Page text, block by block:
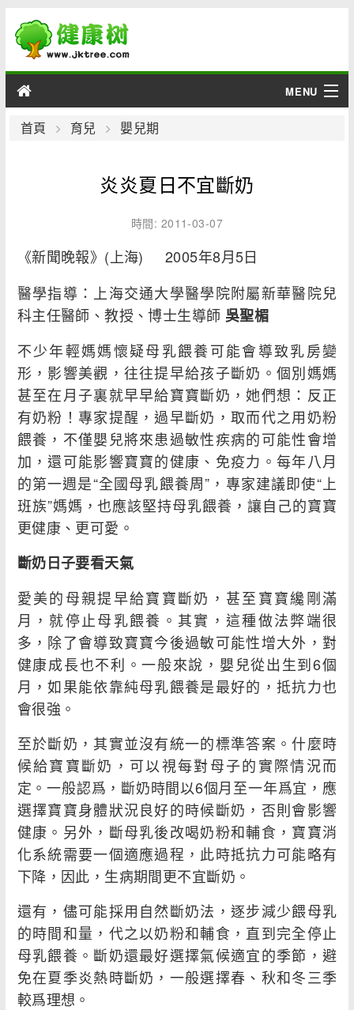
MENU
男性
綜合
疾病
首頁 育兒 嬰兒期
炎炎夏日不宜斷奶
時間: 2011-03-07
《新聞晚報》(上海) 2005年8月5日
醫學指導：上海交通大學醫學院附屬新華醫院兒
科主任醫師、教授、博士生導師 吳聖楣
不少年輕媽媽懷疑母乳餵養可能會導致乳房變
形，影響美觀，往往提早給孩子斷奶。個別媽媽
甚至在月子裏就早早給寶寶斷奶，她們想：反正
有奶粉！專家提醒，過早斷奶，取而代之用奶粉
餵養，不僅嬰兒將來患過敏性疾病的可能性會增
加，還可能影響寶寶的健康、免疫力。每年八月
的第一週是“全國母乳餵養周”，專家建議即使“上
班族”媽媽，也應該堅持母乳餵養，讓自己的寶寶
更健康、更可愛。
斷奶日子要看天氣
愛美的母親提早給寶寶斷奶，甚至寶寶纔剛滿
月，就停止母乳餵養。其實，這種做法弊端很
多，除了會導致寶寶今後過敏可能性增大外，對
健康成長也不利。一般來說，嬰兒從出生到6個
月，如果能依靠純母乳餵養是最好的，抵抗力也
會很強。
至於斷奶，其實並沒有統一的標準答案。什麼時
候給寶寶斷奶，可以視每對母子的實際情況而
定。一般認爲，斷奶時間以6個月至一年爲宜，應
選擇寶寶身體狀況良好的時候斷奶，否則會影響
健康。另外，斷母乳後改喝奶粉和輔食，寶寶消
化系統需要一個適應過程，此時抵抗力可能略有
下降，因此，生病期間更不宜斷奶。
還有，儘可能採用自然斷奶法，逐步減少餵母乳
的時間和量，代之以奶粉和輔食，直到完全停止
母乳餵養。斷奶還最好選擇氣候適宜的季節，避
免在夏季炎熱時斷奶，一般選擇春、秋和冬三季
較爲理想。